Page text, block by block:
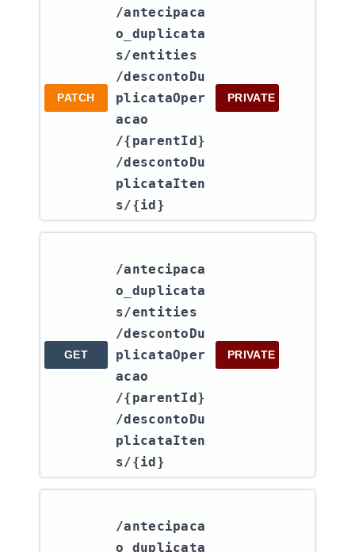
PATCH
/antecipaca
o_duplicata
s​/entities​
/descontoDu
plicataOper
acao​
/{parentId}​
/descontoDu
plicataIten
s​/{id}
PRIVATE
GET
/antecipaca
o_duplicata
s​/entities​
/descontoDu
plicataOper
acao​
/{parentId}​
/descontoDu
plicataIten
s​/{id}
PRIVATE
/antecipaca
o_duplicata